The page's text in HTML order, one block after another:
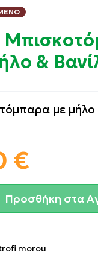
&
με μήλο
€
Προσθήκη στα
morou